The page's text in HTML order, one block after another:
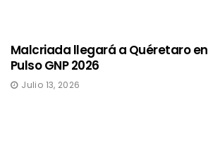
Malcriada llegará a Quéretaro en
Pulso GNP 2026
Julio 13, 2026